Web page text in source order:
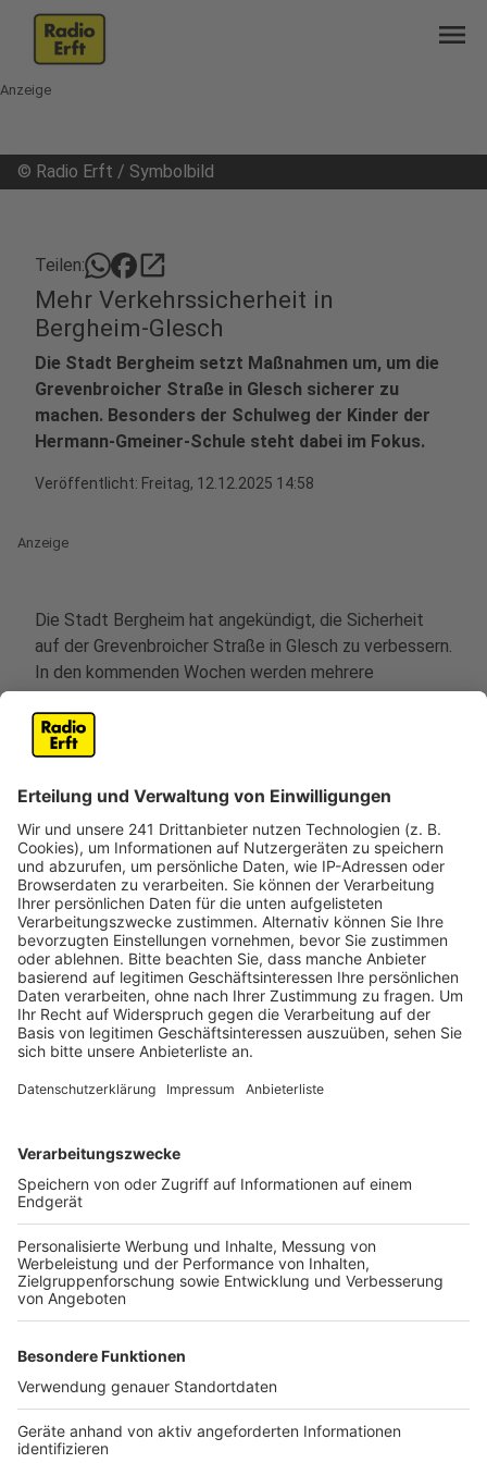
menu
Anzeige
© Radio Erft / Symbolbild
Teilen: open_in_new
Mehr Verkehrssicherheit in
Bergheim-Glesch
Die Stadt Bergheim setzt Maßnahmen um, um die
Grevenbroicher Straße in Glesch sicherer zu
machen. Besonders der Schulweg der Kinder der
Hermann-Gmeiner-Schule steht dabei im Fokus.
Veröffentlicht: Freitag, 12.12.2025 14:58
Anzeige
Die Stadt Bergheim hat angekündigt, die Sicherheit
auf der Grevenbroicher Straße in Glesch zu verbessern.
In den kommenden Wochen werden mehrere
Maßnahmen umgesetzt, die insbesondere den
Schulweg der Kinder der Hermann-Gmeiner-Schule
sicherer machen sollen.
Ein neuer Blitzer wird in der Nähe der Schule installiert,
der beide Fahrtrichtungen überwacht. Damit sollen
Geschwindigkeitsüberschreitungen effektiv verhindert
werden.
Zusätzlich wird die Fußgängerampel umprogrammiert.
Die sogenannte „Rot-Rot-Phase“, in der sowohl
Fußgänger als auch Autofahrer Rot haben, wird
verlängert. Laut Stadtverwaltung war diese Phase
bisher zu kurz, was immer wieder zu gefährlichen
Situationen führte – besonders für Schulkinder.
Bergheims Bürgermeister Volker Mießeler betont,
Grundschule umgesetzt werden, um die Sicherheit der
Kinder auf ihrem Schulweg zu gewährleisten.
Anzeige
Weitere Themen von Rhein und Erft
Anzeige
Weihnachtsmärkte an Rhein und Erft
Lichterfahrten im Rhein-Erft-Kreis
Nächste Anklage im "Kölner Drogenkrieg"